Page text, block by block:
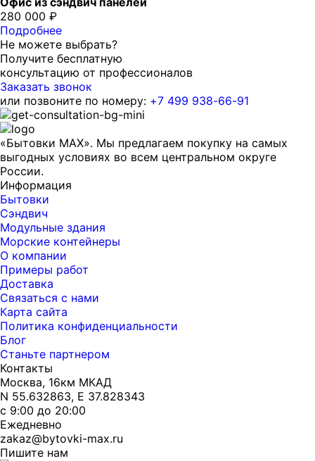
280 000 ₽
Подробнее
Не можете выбрать?
Получите бесплатную
консультацию от профессионалов
Заказать звонок
или позвоните по номеру: +7 499 938-66-91
«Бытовки MAX». Мы предлагаем покупку на самых
выгодных условиях во всем центральном округе
России.
Информация
Бытовки
Сэндвич
Модульные здания
Морские контейнеры
О компании
Примеры работ
Доставка
Связаться с нами
Карта сайта
Политика конфиденциальности
Блог
Станьте партнером
Контакты
Москва, 16км МКАД
N 55.632863, E 37.828343
с 9:00 до 20:00
Ежедневно
zakaz@bytovki-max.ru
Пишите нам